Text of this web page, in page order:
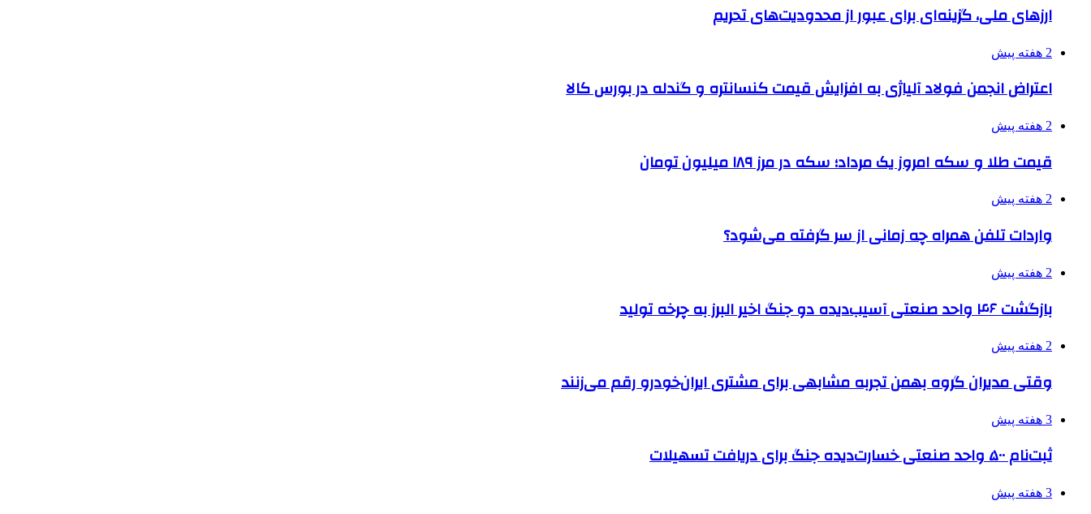
ارزهای ملی، گزینه‌ای برای عبور از محدودیت‌های تحریم
2 هفته پیش
اعتراض انجمن فولاد آلیاژی به افزایش قیمت کنسانتره و گندله در بورس کالا
2 هفته پیش
قیمت طلا و سکه امروز یک مرداد؛ سکه در مرز ۱۸۹ میلیون تومان
2 هفته پیش
واردات تلفن همراه چه زمانی از سر گرفته می‌شود؟
2 هفته پیش
بازگشت ۴۶ واحد صنعتی آسیب‌دیده دو جنگ اخیر البرز به چرخه تولید
2 هفته پیش
وقتی مدیران گروه بهمن تجربه مشابهی برای مشتری ایران‌خودرو رقم می‌زنند
3 هفته پیش
ثبت‌نام ۵۰۰ واحد صنعتی خسارت‌دیده جنگ برای دریافت تسهیلات
3 هفته پیش